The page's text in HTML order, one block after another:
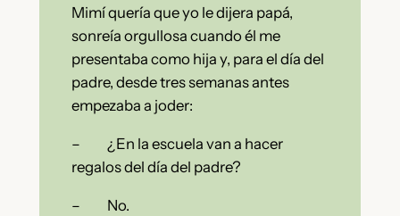
Mimí quería que yo le dijera papá,
sonreía orgullosa cuando él me
presentaba como hija y, para el día del
padre, desde tres semanas antes
empezaba a joder:
– ¿En la escuela van a hacer
regalos del día del padre?
– No.